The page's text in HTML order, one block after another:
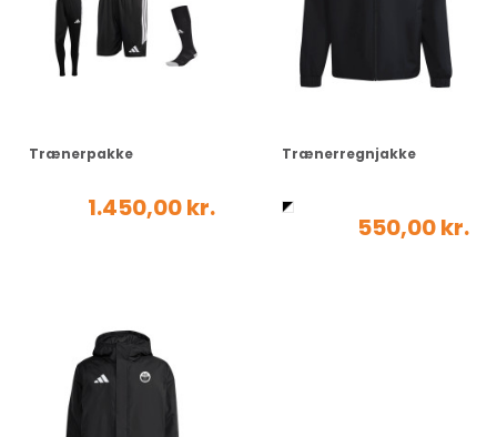
Trænerpakke
1.450,00 kr.
Trænerregnjakke
550,00 kr.